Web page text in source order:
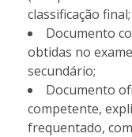
classificação final;
Documento
obtidas no
secundário;
Documento
competente,
frequentado,